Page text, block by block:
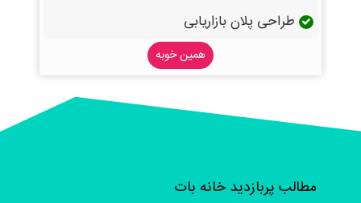
طراحی پلان بازاریابی
همین خوبه
مطالب پربازدید خانه بات